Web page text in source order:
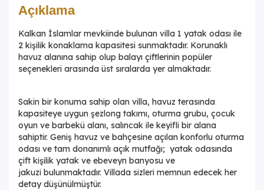
Açıklama
Kalkan İslamlar mevkiinde bulunan villa 1 yatak odası ile
2 kişilik konaklama kapasitesi sunmaktadır. Korunaklı
havuz alanına sahip olup balayı çiftlerinin popüler
seçenekleri arasında üst sıralarda yer almaktadır.
Sakin bir konuma sahip olan villa, havuz terasında
kapasiteye uygun şezlong takımı, oturma grubu, çocuk
oyun ve barbekü alanı, salıncak ile keyifli bir alana
sahiptir. Geniş havuz ve bahçesine açılan konforlu oturma
odası ve tam donanımlı açık mutfağı; yatak odasında
çift kişilik yatak ve ebeveyn banyosu ve
jakuzi bulunmaktadır. Villada sizleri memnun edecek her
detay düşünülmüştür.